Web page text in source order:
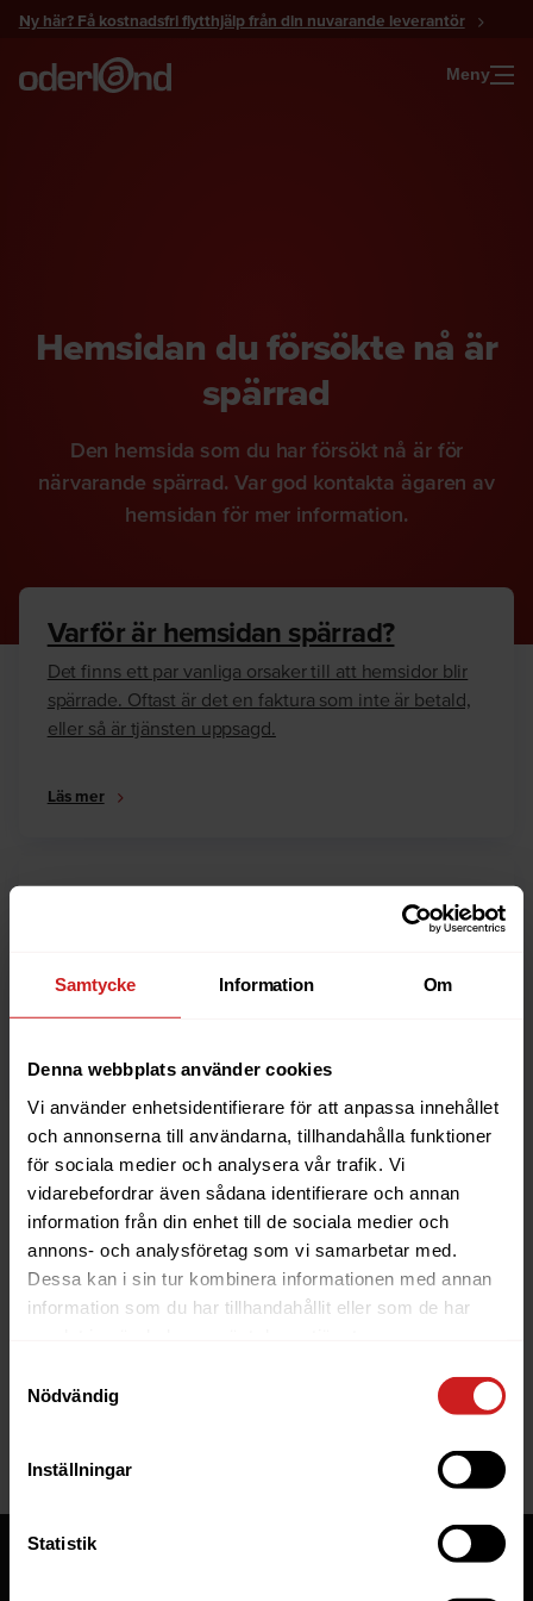
Samtycke Information Om
Denna webbplats använder cookies
Vi använder enhetsidentifierare för att anpassa innehållet
och annonserna till användarna, tillhandahålla funktioner
för sociala medier och analysera vår trafik. Vi
vidarebefordrar även sådana identifierare och annan
information från din enhet till de sociala medier och
annons- och analysföretag som vi samarbetar med.
Dessa kan i sin tur kombinera informationen med annan
information som du har tillhandahållit eller som de har
Nödvändig
Inställningar
Statistik
Gå
innehåll
Ny här? Få kostnadsfri flytthjälp från din nuvarande leverantör
Meny
Hemsidan du försökte nå är
spärrad
Den hemsida som du har försökt nå är för
närvarande spärrad. Var god kontakta ägaren av
hemsidan för mer information.
Varför är hemsidan spärrad?
Det finns ett par vanliga orsaker till att hemsidor blir
spärrade. Oftast är det en faktura som inte är betald,
eller så är tjänsten uppsagd.
Läs mer
Är du ägare till hemsidan eller domännamnet så har
anledningarna till varför en hemsida är spärrad.
Läs mer
The website you were trying to
reach has been suspended
If you are the owner of this website or domain please
read
website to be suspended.